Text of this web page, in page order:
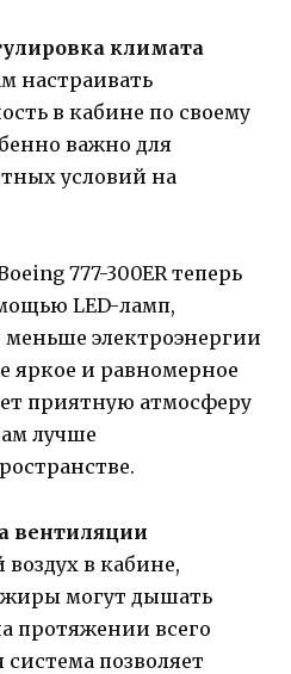
климата
настраивать
в кабине по своему
важно для
условий на
777-300ER теперь
LED-ламп,
электроэнергии
яркое и равномерное
приятную атмосферу
лучше
вентиляции
в кабине,
могут дышать
протяжении всего
позволяет